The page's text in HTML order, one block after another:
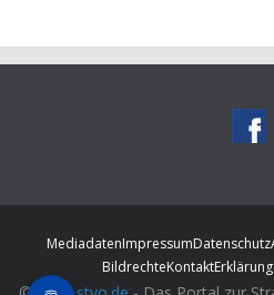
MediadatenImpressumDatenschutz
BildrechteKontakt